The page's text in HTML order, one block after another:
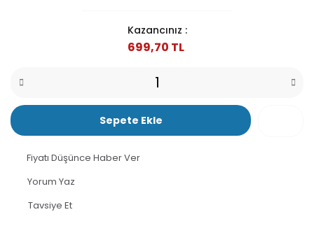
Kazancınız :
699,70 TL
Sepete Ekle
Fiyatı Düşünce Haber Ver
Yorum Yaz
Tavsiye Et